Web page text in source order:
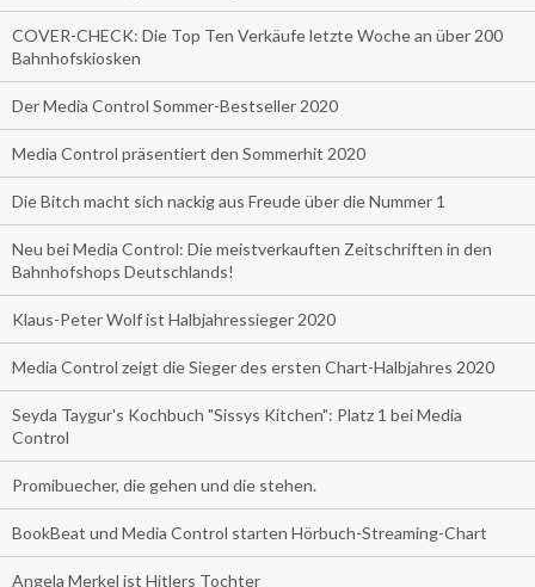
COVER-CHECK: Die Top Ten Verkäufe letzte Woche an über 200
Bahnhofskiosken
Der Media Control Sommer-Bestseller 2020
Media Control präsentiert den Sommerhit 2020
Die Bitch macht sich nackig aus Freude über die Nummer 1
Neu bei Media Control: Die meistverkauften Zeitschriften in den
Bahnhofshops Deutschlands!
Klaus-Peter Wolf ist Halbjahressieger 2020
Media Control zeigt die Sieger des ersten Chart-Halbjahres 2020
Seyda Taygur's Kochbuch "Sissys Kitchen": Platz 1 bei Media
Control
Promibuecher, die gehen und die stehen.
BookBeat und Media Control starten Hörbuch-Streaming-Chart
Angela Merkel ist Hitlers Tochter